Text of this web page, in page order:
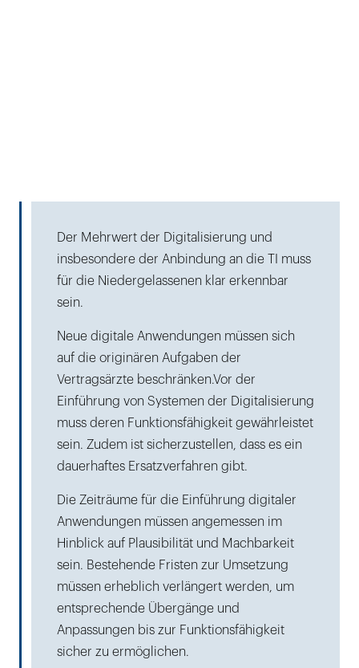
Der Mehrwert der Digitalisierung und
insbesondere der Anbindung an die TI muss
für die Niedergelassenen klar erkennbar
sein.
Neue digitale Anwendungen müssen sich
auf die originären Aufgaben der
Vertragsärzte beschränken.Vor der
Einführung von Systemen der Digitalisierung
muss deren Funktionsfähigkeit gewährleistet
sein. Zudem ist sicherzustellen, dass es ein
dauerhaftes Ersatzverfahren gibt.
Die Zeiträume für die Einführung digitaler
Anwendungen müssen angemessen im
Hinblick auf Plausibilität und Machbarkeit
sein. Bestehende Fristen zur Umsetzung
müssen erheblich verlängert werden, um
entsprechende Übergänge und
Anpassungen bis zur Funktionsfähigkeit
sicher zu ermöglichen.